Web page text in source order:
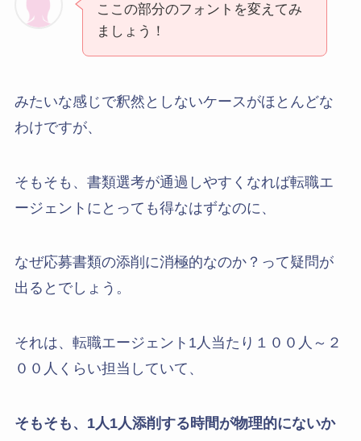
ここの部分のフォントを変えてみ
ましょう！
みたいな感じで釈然としないケースがほとんどな
わけですが、
そもそも、書類選考が通過しやすくなれば転職エ
ージェントにとっても得なはずなのに、
なぜ応募書類の添削に消極的なのか？って疑問が
出るとでしょう。
それは、転職エージェント1人当たり１００人～２
００人くらい担当していて、
そもそも、1人1人添削する時間が物理的にないか